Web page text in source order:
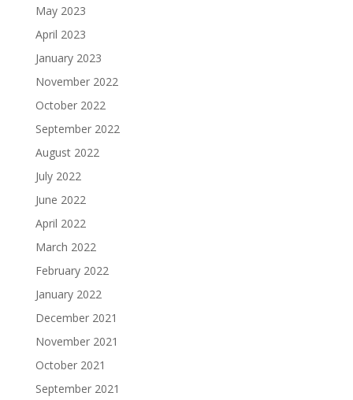
May 2023
April 2023
January 2023
November 2022
October 2022
September 2022
August 2022
July 2022
June 2022
April 2022
March 2022
February 2022
January 2022
December 2021
November 2021
October 2021
September 2021